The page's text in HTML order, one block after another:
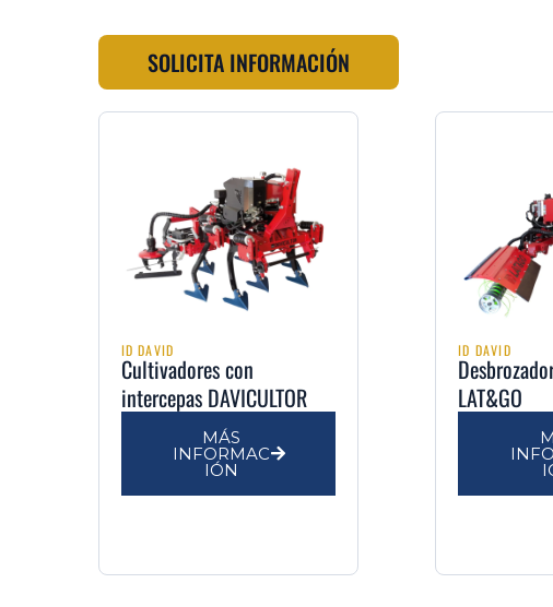
SOLICITA INFORMACIÓN
ID DAVID
Cultivadores con
intercepas DAVICULTOR
MÁS
INFORMAC
IÓN
ID DAVID
LAT&GO